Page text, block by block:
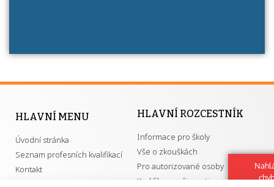
HLAVNÍ MENU
Úvodní stránka
Seznam profesních kvalifikací
Kontakt
HLAVNÍ ROZCESTNÍK
Informace pro školy
Vše o zkouškách
Pro autorizované osoby
Kvalifikace a živnosti